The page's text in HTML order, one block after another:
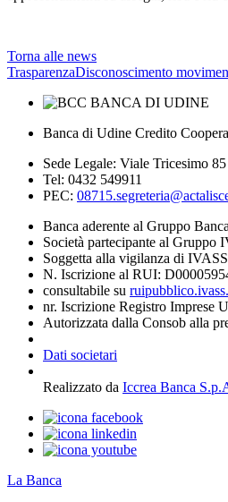
Torna alle news
TrasparenzaDisconoscimento
Banca di Udine Credito
Sede Legale: Viale Tricesimo
Tel: 0432 549911
PEC:
Banca aderente al Gruppo
Società partecipante al Gruppo
Soggetta alla vigilanza di IVASS
N. Iscrizione al RUI:
consultabile su
nr. Iscrizione Registro Imprese
Autorizzata dalla Consob alla
Dati societari
Realizzato da Iccrea Banca
La Banca